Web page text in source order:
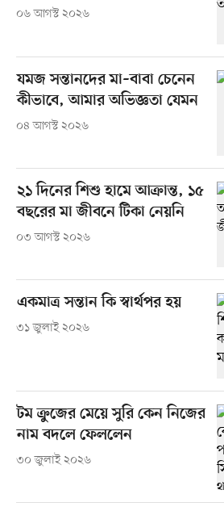
০৬ আগস্ট ২০২৬
যমজ সন্তানদের মা–বাবা চেনেন
কীভাবে, আমার অভিজ্ঞতা যেমন
০৪ আগস্ট ২০২৬
২১ দিনের শিশু হামে আক্রান্ত, ১৫
বছরের মা জীবনে টিকা নেয়নি
০৩ আগস্ট ২০২৬
একমাত্র সন্তান কি স্বার্থপর হয়
৩১ জুলাই ২০২৬
টম ক্রুজের মেয়ে সুরি কেন নিজের
নাম বদলে ফেললেন
৩০ জুলাই ২০২৬